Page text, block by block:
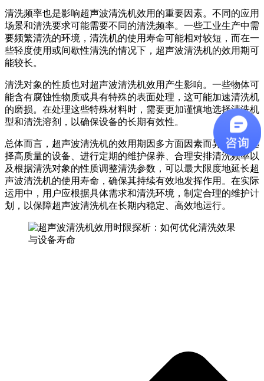
清洗频率也是影响超声波清洗机效用的重要因素。不同的应用
场景和清洗要求可能需要不同的清洗频率。一些工业生产中需
要频繁清洗的环境，清洗机的使用寿命可能相对较短，而在一
些轻度使用或间歇性清洗的情况下，超声波清洗机的效用期可
能较长。
清洗对象的性质也对超声波清洗机效用产生影响。一些物体可
能含有腐蚀性物质或具有特殊的表面处理，这可能加速清洗机
的磨损。在处理这些特殊材料时，需要更加谨慎地选择清洗机
型和清洗溶剂，以确保设备的长期有效性。
总体而言，超声波清洗机的效用期因多方面因素而异。通过选
择高质量的设备、进行定期的维护保养、合理安排清洗频率以
及根据清洗对象的性质调整清洗参数，可以最大限度地延长超
声波清洗机的使用寿命，确保其持续有效地发挥作用。在实际
运用中，用户应根据具体需求和清洗环境，制定合理的维护计
划，以保障超声波清洗机在长期内稳定、高效地运行。